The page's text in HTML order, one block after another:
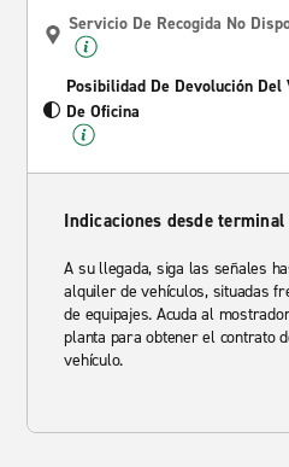
Servicio De Recogida No
Posibilidad De Devolución
De Oficina
Indicaciones desde terminal
A su llegada, siga las señales
alquiler de vehículos, situadas
de equipajes. Acuda al
planta para obtener el contrato
vehículo.